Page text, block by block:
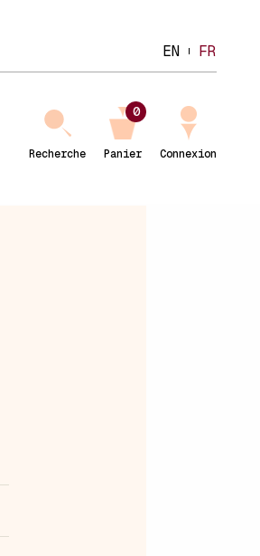
EN FR
Recherche Panier
0
Connexion